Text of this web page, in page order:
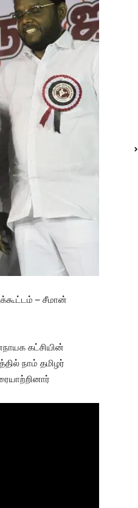
– சீமான்
கட்சியின்
நாம் தமிழர்